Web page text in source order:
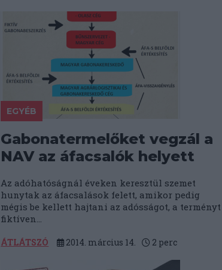
EGYÉB
Gabonatermelőket vegzál a
NAV az áfacsalók helyett
Az adóhatóságnál éveken keresztül szemet
hunytak az áfacsalások felett, amikor pedig
mégis be kellett hajtani az adósságot, a terményt
fiktíven...
ÁTLÁTSZÓ 2014. március 14. 2 perc